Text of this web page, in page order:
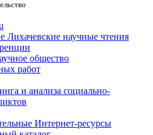
Лихачевские научные чтения
общество
работ
и анализа социально-
Интернет-ресурсы